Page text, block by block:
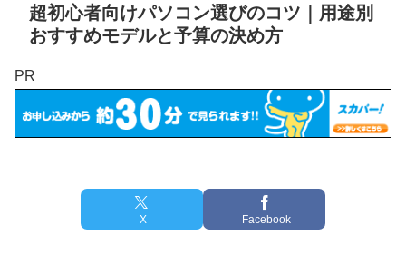
超初心者向けパソコン選びのコツ｜用途別
おすすめモデルと予算の決め方
PR
X Facebook